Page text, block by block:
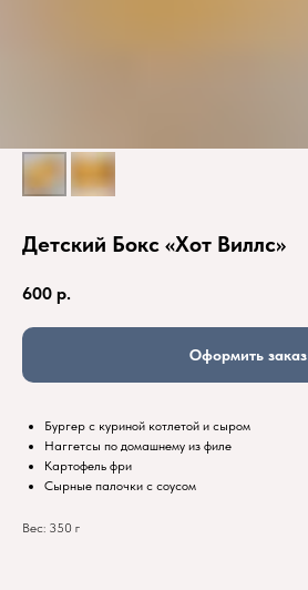
Детский Бокс «Хот Виллс»
600 р.
Оформить заказ
Бургер с куриной котлетой и сыром
Наггетсы по домашнему из филе
Картофель фри
Сырные палочки с соусом
Вес: 350 г